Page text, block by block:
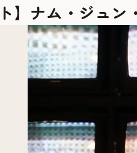
ト】ナム・ジュ